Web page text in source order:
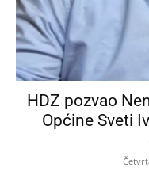
HDZ pozvao
Općine Sveti